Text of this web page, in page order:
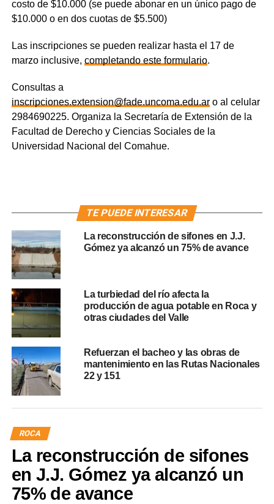
costo de $10.000 (se puede abonar en un único pago de
$10.000 o en dos cuotas de $5.500)
Las inscripciones se pueden realizar hasta el 17 de
marzo inclusive, completando este formulario.
Consultas a
inscripciones.extension@fade.uncoma.edu.aro al celular
2984690225. Organiza la Secretaría de Extensión de la
Facultad de Derecho y Ciencias Sociales de la
Universidad Nacional del Comahue.
TE PUEDE INTERESAR
La reconstrucción de sifones en J.J.
Gómez ya alcanzó un 75% de avance
La turbiedad del río afecta la
producción de agua potable en Roca y
otras ciudades del Valle
Refuerzan el bacheo y las obras de
mantenimiento en las Rutas Nacionales
22 y 151
ROCA
La reconstrucción de sifones
en J.J. Gómez ya alcanzó un
75% de avance